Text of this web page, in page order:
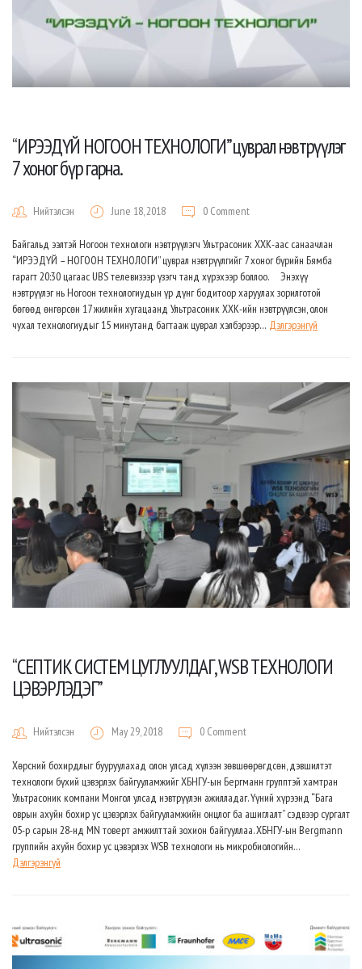
“ИРЭЭДҮЙ НОГООН ТЕХНОЛОГИ” цуврал нэвтрүүлэг
7 хоног бүр гарна.
Нийтэлсэн June 18, 2018 0 Comment
Байгальд ээлтэй Ногоон технологи нэвтрүүлэгч Ультрасоник ХХК-аас санаачлан
“ИРЭЭДҮЙ – НОГООН ТЕХНОЛОГИ” цуврал нэвтрүүлгийг 7 хоног бүрийн Бямба
гарагт 20:30 цагаас UBS телевизээр үзэгч танд хүрэхээр боллоо. Энэхүү
нэвтрүүлэг нь Ногоон технологиудын үр дүнг бодитоор харуулах зорилготой
бөгөөд өнгөрсөн 17 жилийн хугацаанд Ультрасоник ХХК-ийн нэвтрүүлсэн, олон
чухал технологиудыг 15 минутанд багтааж цуврал хэлбэрээр… Дэлгэрэнгүй
“СЕПТИК СИСТЕМ ЦУГЛУУЛДАГ, WSB ТЕХНОЛОГИ
ЦЭВЭРЛЭДЭГ”
Нийтэлсэн May 29, 2018 0 Comment
Хөрсний бохирдлыг бууруулахад олон улсад хүлээн зөвшөөрөгдсөн, дэвшилтэт
технологи бүхий цэвэрлэх байгууламжийг ХБНГУ-ын Бергманн групптэй хамтран
Ультрасоник компани Монгол улсад нэвтрүүлэн ажилладаг. Үүний хүрээнд “Бага
оврын ахуйн бохир ус цэвэрлэх байгууламжийн онцлог ба ашиглалт” сэдвээр сургалт
05-р сарын 28-нд MN товерт амжилттай зохион байгууллаа. ХБНГУ-ын Bergmann
группийн ахуйн бохир ус цэвэрлэх WSB технологи нь микробиологийн…
Дэлгэрэнгүй